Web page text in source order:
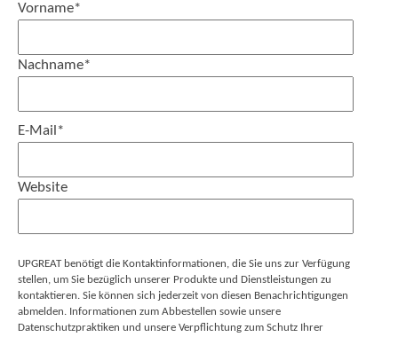
Vorname*
Nachname*
E-Mail *
Website
UPGREAT benötigt die Kontaktinformationen, die Sie uns zur Verfügung
stellen, um Sie bezüglich unserer Produkte und Dienstleistungen zu
kontaktieren. Sie können sich jederzeit von diesen Benachrichtigungen
abmelden. Informationen zum Abbestellen sowie unsere
Datenschutzpraktiken und unsere Verpflichtung zum Schutz Ihrer